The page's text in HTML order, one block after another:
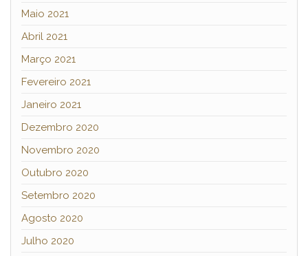
Maio 2021
Abril 2021
Março 2021
Fevereiro 2021
Janeiro 2021
Dezembro 2020
Novembro 2020
Outubro 2020
Setembro 2020
Agosto 2020
Julho 2020